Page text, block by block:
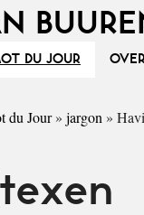
DU JOUR
du Jour» jargon »